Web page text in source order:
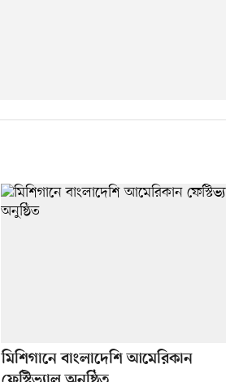
মিশিগানে বাংলাদেশি আমেরিকান